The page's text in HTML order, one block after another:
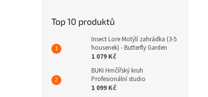
Top 10 produktů
Insect Lore Motýlí zahrádka (3-5
housenek) - Butterfly Garden
1 079 Kč
BUKI Hrnčířský kruh
Profesionální studio
1 099 Kč